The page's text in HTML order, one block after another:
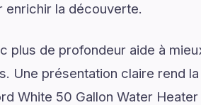
enrichir la découverte.
plus de profondeur aide à
Une présentation claire rend
White 50 Gallon Water